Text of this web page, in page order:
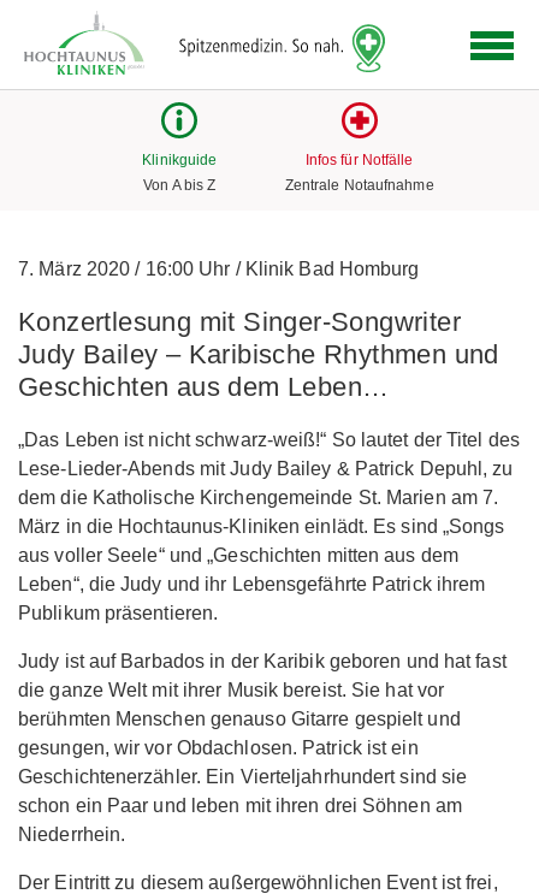
Link
zur
Klinikguide
Von A bis Z
Infos für Notfälle
Zentrale Notaufnahme
7. März 2020/16:00 Uhr /Klinik Bad Homburg
Konzertlesung mit Singer-Songwriter
Judy Bailey – Karibische Rhythmen und
Geschichten aus dem Leben…
„Das Leben ist nicht schwarz-weiß!“ So lautet der Titel des
Lese-Lieder-Abends mit Judy Bailey & Patrick Depuhl, zu
dem die Katholische Kirchengemeinde St. Marien am 7.
März in die Hochtaunus-Kliniken einlädt. Es sind „Songs
aus voller Seele“ und „Geschichten mitten aus dem
Leben“, die Judy und ihr Lebensgefährte Patrick ihrem
Publikum präsentieren.
Judy ist auf Barbados in der Karibik geboren und hat fast
die ganze Welt mit ihrer Musik bereist. Sie hat vor
berühmten Menschen genauso Gitarre gespielt und
gesungen, wir vor Obdachlosen. Patrick ist ein
Geschichtenerzähler. Ein Vierteljahrhundert sind sie
schon ein Paar und leben mit ihren drei Söhnen am
Niederrhein.
Der Eintritt zu diesem außergewöhnlichen Event ist frei,